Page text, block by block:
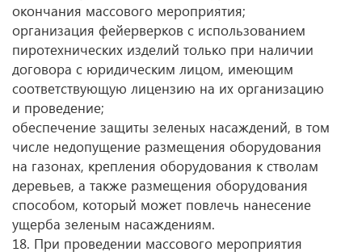
окончания массового мероприятия;
организация фейерверков с использованием
пиротехнических изделий только при наличии
договора с юридическим лицом, имеющим
соответствующую лицензию на их организацию
и проведение;
обеспечение защиты зеленых насаждений, в том
числе недопущение размещения оборудования
на газонах, крепления оборудования к стволам
деревьев, а также размещения оборудования
способом, который может повлечь нанесение
ущерба зеленым насаждениям.
18. При проведении массового мероприятия